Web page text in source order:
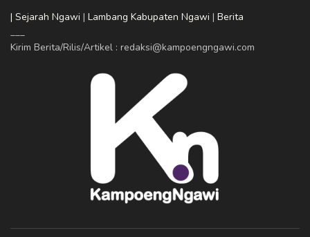
| Sejarah Ngawi | Lambang Kabupaten Ngawi | Berita
Kirim Berita/Rilis/Artikel : redaksi@kampoengngawi.com